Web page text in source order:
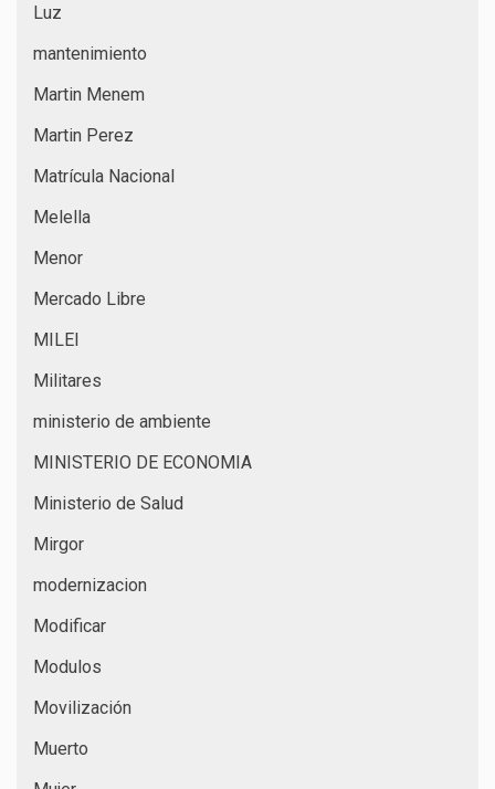
Luz
mantenimiento
Martin Menem
Martin Perez
Matrícula Nacional
Melella
Menor
Mercado Libre
MILEI
Militares
ministerio de ambiente
MINISTERIO DE ECONOMIA
Ministerio de Salud
Mirgor
modernizacion
Modificar
Modulos
Movilización
Muerto